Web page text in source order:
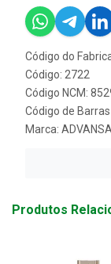
Código do
Código: 2722
Código NCM:
Código de
Marca:
Produtos